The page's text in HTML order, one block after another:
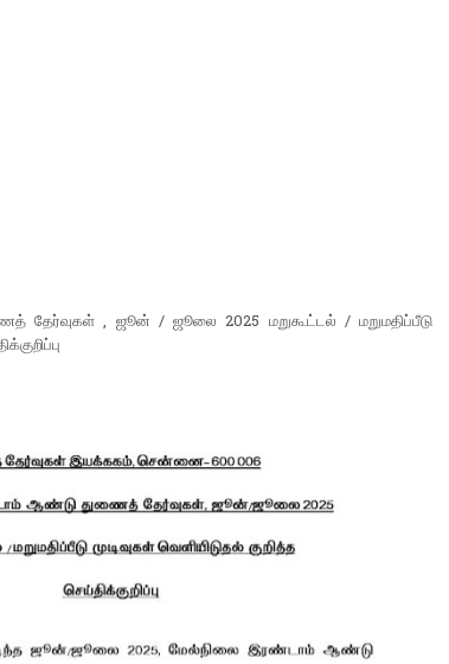
தேர்வுகள் , ஜூன் / ஜூலை 2025 மறுகூட்டல் / மறுமதிப்பீடு